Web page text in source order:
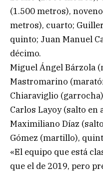
(1.500 metros),
metros), cuarto;
quinto; Juan Manuel
décimo.
Miguel Ángel Bárzola
Mastromarino
Chiaraviglio
Carlos Layoy (salto en
Maximiliano Díaz
Gómez (martillo),
«El equipo que está
que el de 2019, pero